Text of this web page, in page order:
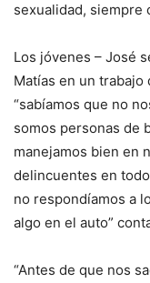
sexualidad, siempre
Los jóvenes – José
Matías en un
“sabíamos que no
somos personas de
manejamos bien en
delincuentes en
no respondíamos a
algo en el auto”
“Antes de que nos